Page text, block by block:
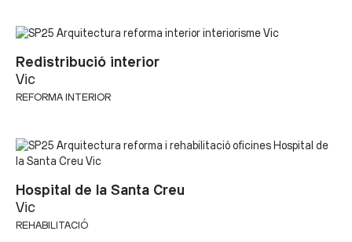
Redistribució interior
Vic
REFORMA INTERIOR
Hospital de la Santa Creu
Vic
REHABILITACIÓ